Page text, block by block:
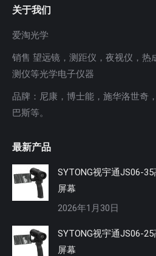
关于我们
爱淘光学
销售 望远镜，测距仪，夜视仪，热
测仪等光学电子仪器
品牌：尼康，博士能，施华洛世奇
巴斯等。
最新产品
SYTONG视宇通JS06-
屏幕
2026年1月30日
SYTONG视宇通JS06-
屏幕